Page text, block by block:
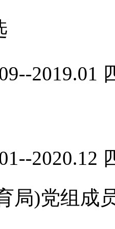
2019.01
2020.12
局)党组成